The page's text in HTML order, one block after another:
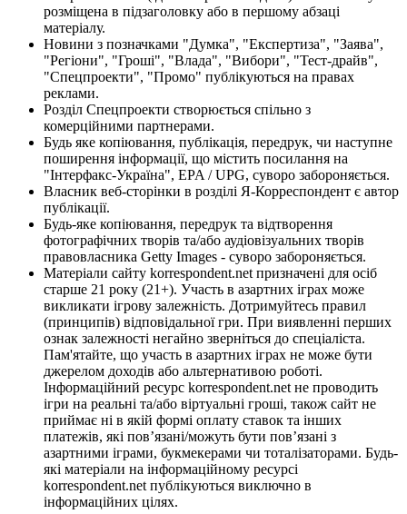
розміщена в підзаголовку або в першому абзаці
матеріалу.
Новини з позначками "Думка", "Експертиза", "Заява",
"Регіони", "Гроші", "Влада", "Вибори", "Тест-драйв",
"Спецпроекти", "Промо" публікуються на правах
реклами.
Розділ Спецпроекти створюється спільно з
комерційними партнерами.
Будь яке копіювання, публікація, передрук, чи наступне
поширення інформації, що містить посилання на
"Інтерфакс-Україна", EPA / UPG, суворо забороняється.
Власник веб-сторінки в розділі Я-Корреспондент є автор
публікації.
Будь-яке копіювання, передрук та відтворення
фотографічних творів та/або аудіовізуальних творів
правовласника Getty Images - суворо забороняється.
Матеріали сайту korrespondent.net призначені для осіб
старше 21 року (21+). Участь в азартних іграх може
викликати ігрову залежність. Дотримуйтесь правил
(принципів) відповідальної гри. При виявленні перших
ознак залежності негайно зверніться до спеціаліста.
Пам'ятайте, що участь в азартних іграх не може бути
джерелом доходів або альтернативою роботі.
Інформаційний ресурс korrespondent.net не проводить
ігри на реальні та/або віртуальні гроші, також сайт не
приймає ні в якій формі оплату ставок та інших
платежів, які пов’язані/можуть бути пов’язані з
азартними іграми, букмекерами чи тоталізаторами. Будь-
які матеріали на інформаційному ресурсі
korrespondent.net публікуються виключно в
інформаційних цілях.